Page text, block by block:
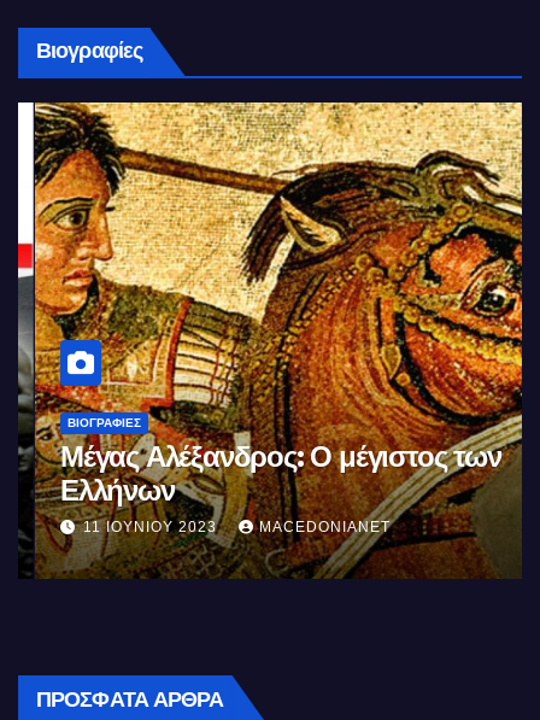
Βιογραφίες
ΒΙΟΓΡΑΦΊΕΣ
Μέγας Αλέξανδρος: Ο μέγιστος των
Ελλήνων
11 ΙΟΥΝΊΟΥ 2023 MACEDONIANET
ΠΡΌΣΦΑΤΑ ΆΡΘΡΑ